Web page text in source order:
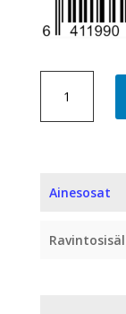
PIPPURI
BY
Ainesosat